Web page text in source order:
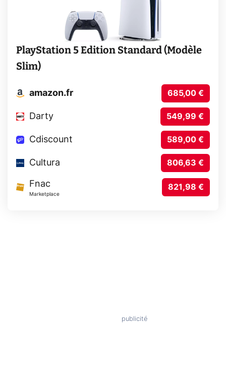
PlayStation 5 Edition Standard (Modèle
Slim)
amazon.fr 685,00 €
Darty 549,99 €
Cdiscount 589,00 €
Cultura 806,63 €
Fnac
Marketplace
821,98 €